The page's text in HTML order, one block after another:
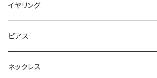
イヤリング
ピアス
ネックレス